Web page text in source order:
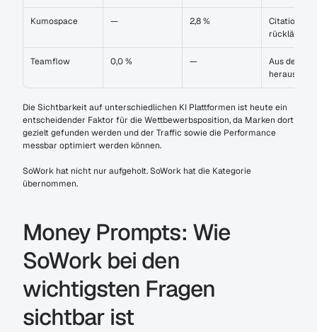
Kumospace — 2,8 %
Citations
rückläufig
Teamflow 0,0 % —
Aus dem
heraus
Die Sichtbarkeit auf unterschiedlichen KI Plattformen ist heute ein
entscheidender Faktor für die Wettbewerbsposition, da Marken dort
gezielt gefunden werden und der Traffic sowie die Performance
messbar optimiert werden können.
SoWork hat nicht nur aufgeholt. SoWork hat die Kategorie
übernommen.
Money Prompts: Wie
SoWork bei den
wichtigsten Fragen
sichtbar ist